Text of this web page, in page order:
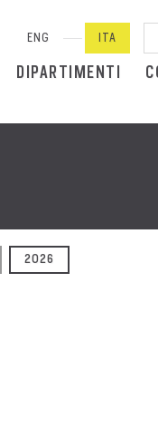
ITA
ENG
DIPARTIMENTI
2026